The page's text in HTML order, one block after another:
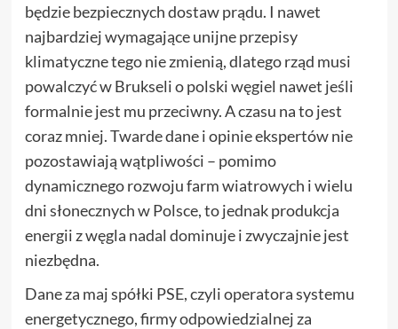
będzie bezpiecznych dostaw prądu. I nawet
najbardziej wymagające unijne przepisy
klimatyczne tego nie zmienią, dlatego rząd musi
powalczyć w Brukseli o polski węgiel nawet jeśli
formalnie jest mu przeciwny. A czasu na to jest
coraz mniej. Twarde dane i opinie ekspertów nie
pozostawiają wątpliwości – pomimo
dynamicznego rozwoju farm wiatrowych i wielu
dni słonecznych w Polsce, to jednak produkcja
energii z węgla nadal dominuje i zwyczajnie jest
niezbędna.
Dane za maj spółki PSE, czyli operatora systemu
energetycznego, firmy odpowiedzialnej za